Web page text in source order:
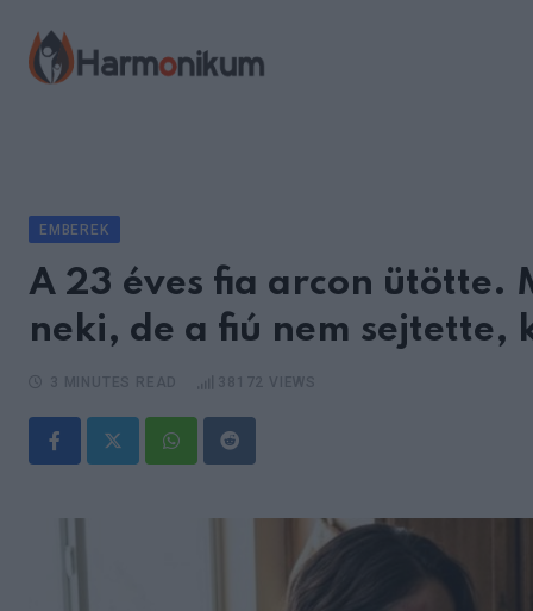
content
EMBEREK
A 23 éves fia arcon ütötte.
neki, de a fiú nem sejtette,
WhatsappReddit